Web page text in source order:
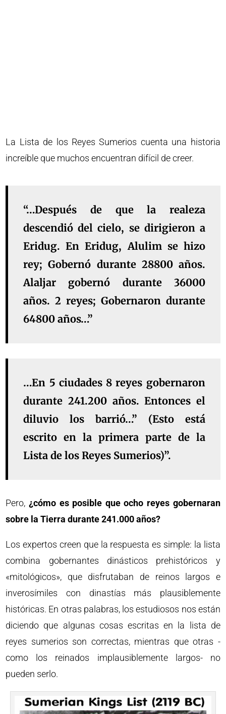
La Lista de los Reyes Sumerios cuenta una historia
increíble que muchos encuentran difícil de creer.
“…Después de que la realeza
descendió del cielo, se dirigieron a
Eridug. En Eridug, Alulim se hizo
rey; Gobernó durante 28800 años.
Alaljar gobernó durante 36000
años. 2 reyes; Gobernaron durante
64800 años…”
…En 5 ciudades 8 reyes gobernaron
durante 241.200 años. Entonces el
diluvio los barrió…” (Esto está
escrito en la primera parte de la
Lista de los Reyes Sumerios)”.
Pero, ¿cómo es posible que ocho reyes gobernaran
sobre la Tierra durante 241.000 años?
Los expertos creen que la respuesta es simple: la lista
combina gobernantes dinásticos prehistóricos y
«mitológicos», que disfrutaban de reinos largos e
inverosímiles con dinastías más plausiblemente
históricas. En otras palabras, los estudiosos nos están
diciendo que algunas cosas escritas en la lista de
reyes sumerios son correctas, mientras que otras -
como los reinados implausiblemente largos- no
pueden serlo.